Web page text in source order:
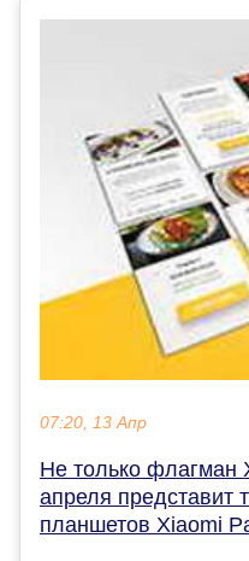
07:20, 13 Апр
Не только флагман
апреля представит
планшетов Xiaomi